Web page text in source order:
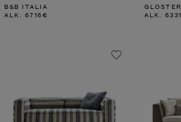
B&B ITALIA
ALK. 6716€
GLOSTER
ALK. 6331